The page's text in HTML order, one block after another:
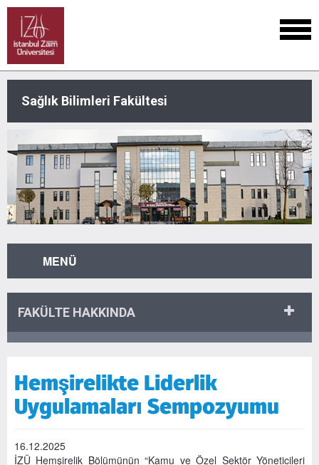
Sağlık Bilimleri Fakültesi
MENÜ
FAKÜLTE HAKKINDA
Hemşirelikte Liderlik
Uygulamaları Sempozyumu
16.12.2025
İZÜ Hemşirelik Bölümünün “Kamu ve Özel Sektör Yöneticileri